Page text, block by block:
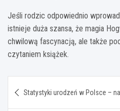
Jeśli rodzic odpowiednio
istnieje duża szansa, że magia
chwilową fascynacją, ale także
czytaniem książek.
wpisu
Statystyki urodzeń w Polsce –